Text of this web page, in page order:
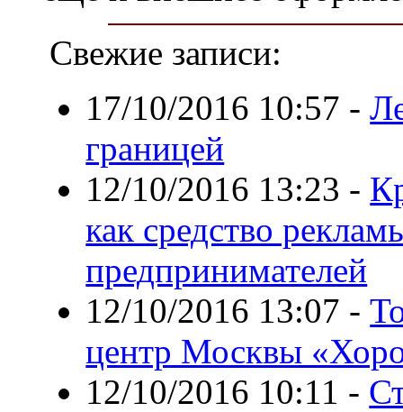
Свежие записи:
17/10/2016 10:57 -
границей
12/10/2016 13:23 -
как средство
предпринимателей
12/10/2016 13:07 -
центр Москвы
12/10/2016 10:11 -